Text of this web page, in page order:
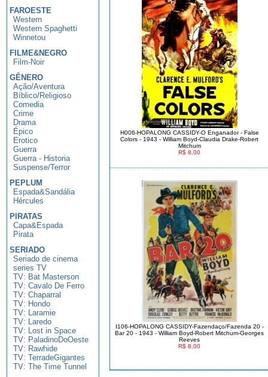
FAROESTE
Western
Western Spaghetti
Winnetou
FILME&NEGRO
Film-Noir
GÊNERO
Ação/Aventura
Bíblico/Religioso
Comedia
Crime
Drama
Épico
Erotico
Guerra
Guerra - Historia
Suspense/Terror
PEPLUM
Espada&Sandália
Hércules
PIRATAS
Capa&Espada
Pirata
SERIADO
Seriado de cinema
series TV
TV: Bat Masterson
TV: Cavalo De Ferro
TV: Chaparral
TV: Hondo
TV: Laramie
TV: Laredo
TV: Lost in Space
TV: PaladinoDoOeste
TV: Rawhide
TV: TerradeGigantes
TV: The Time Tunnel
H006-HOPALONG CASSIDY-O Enganador - False
Colors - 1943 - William Boyd-Claudia Drake-Robert
Mitchum
R$ 8,00
I106-HOPALONG CASSIDY-Fazendaço/Fazenda 20 -
Bar 20 - 1943 - William Boyd-Robert Mitchum-Georges
Reeves
R$ 8,00